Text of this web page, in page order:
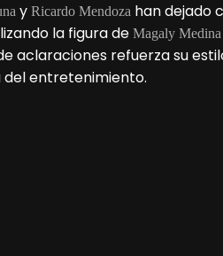
y Ricardo Mendoza han dejado
la figura de Magaly Medina
aclaraciones refuerza su
entretenimiento.